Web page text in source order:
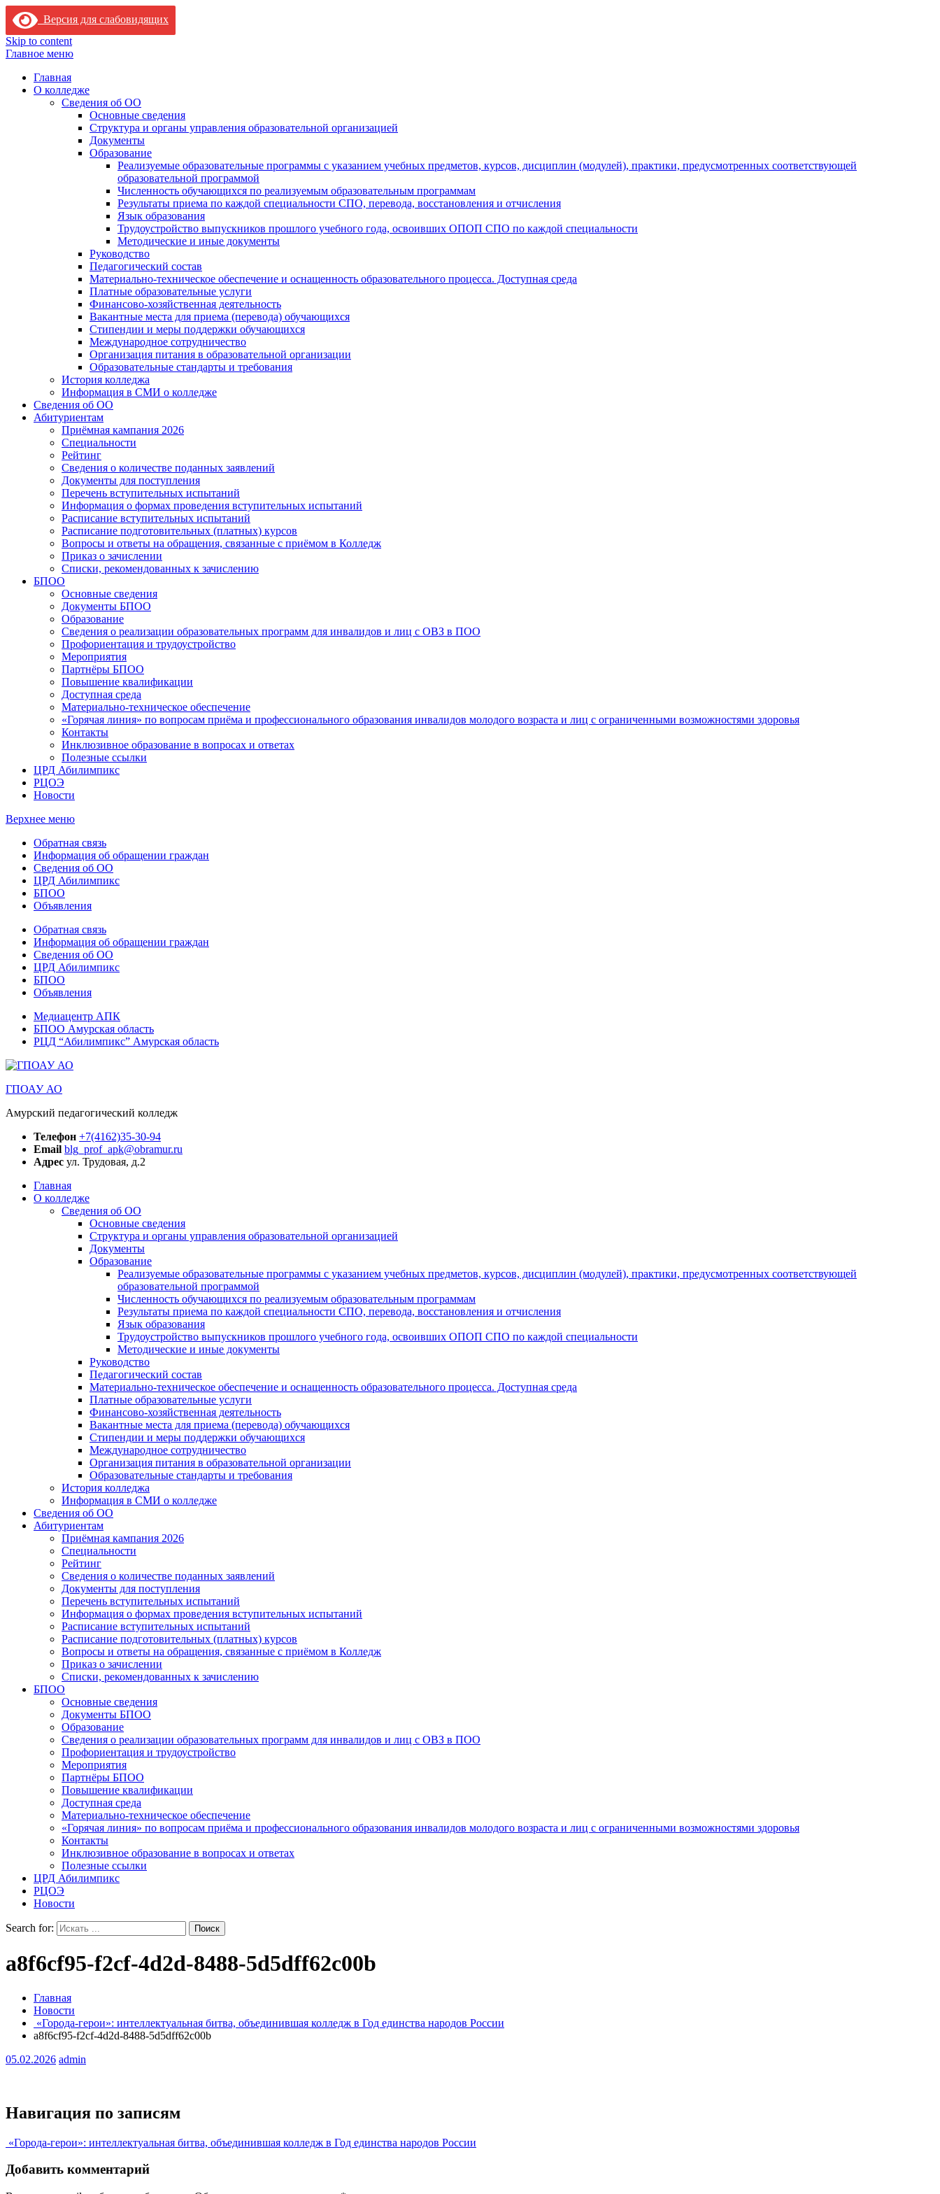
Версия для слабовидящих
Skip to content
Главное меню
Главная
О колледже
Сведения об ОО
Основные сведения
Структура и органы управления образовательной организацией
Документы
Образование
Реализуемые образовательные программы с указанием учебных предметов, курсов, дисциплин (модулей), практики, предусмотренных соответствующей
образовательной программой
Численность обучающихся по реализуемым образовательным программам
Результаты приема по каждой специальности СПО, перевода, восстановления и отчисления
Язык образования
Трудоустройство выпускников прошлого учебного года, освоивших ОПОП СПО по каждой специальности
Методические и иные документы
Руководство
Педагогический состав
Материально-техническое обеспечение и оснащенность образовательного процесса. Доступная среда
Платные образовательные услуги
Финансово-хозяйственная деятельность
Вакантные места для приема (перевода) обучающихся
Стипендии и меры поддержки обучающихся
Международное сотрудничество
Организация питания в образовательной организации
Образовательные стандарты и требования
История колледжа
Информация в СМИ о колледже
Сведения об ОО
Абитуриентам
Приёмная кампания 2026
Специальности
Рейтинг
Сведения о количестве поданных заявлений
Документы для поступления
Перечень вступительных испытаний
Информация о формах проведения вступительных испытаний
Расписание вступительных испытаний
Расписание подготовительных (платных) курсов
Вопросы и ответы на обращения, связанные с приёмом в Колледж
Приказ о зачислении
Списки, рекомендованных к зачислению
БПОО
Основные сведения
Документы БПОО
Образование
Сведения о реализации образовательных программ для инвалидов и лиц с ОВЗ в ПОО
Профориентация и трудоустройство
Мероприятия
Партнёры БПОО
Повышение квалификации
Доступная среда
Материально-техническое обеспечение
«Горячая линия» по вопросам приёма и профессионального образования инвалидов молодого возраста и лиц с ограниченными возможностями здоровья
Контакты
Инклюзивное образование в вопросах и ответах
Полезные ссылки
ЦРД Абилимпикс
РЦОЭ
Новости
Верхнее меню
Обратная связь
Информация об обращении граждан
Сведения об ОО
ЦРД Абилимпикс
БПОО
Объявления
Обратная связь
Информация об обращении граждан
Сведения об ОО
ЦРД Абилимпикс
БПОО
Объявления
Медиацентр АПК
БПОО Амурская область
РЦД “Абилимпикс” Амурская область
ГПОАУ АО
Амурский педагогический колледж
Телефон +7(4162)35-30-94
Email blg_prof_apk@obramur.ru
Адрес ул. Трудовая, д.2
Главная
О колледже
Сведения об ОО
Основные сведения
Структура и органы управления образовательной организацией
Документы
Образование
Реализуемые образовательные программы с указанием учебных предметов, курсов, дисциплин (модулей), практики, предусмотренных соответствующей
образовательной программой
Численность обучающихся по реализуемым образовательным программам
Результаты приема по каждой специальности СПО, перевода, восстановления и отчисления
Язык образования
Трудоустройство выпускников прошлого учебного года, освоивших ОПОП СПО по каждой специальности
Методические и иные документы
Руководство
Педагогический состав
Материально-техническое обеспечение и оснащенность образовательного процесса. Доступная среда
Платные образовательные услуги
Финансово-хозяйственная деятельность
Вакантные места для приема (перевода) обучающихся
Стипендии и меры поддержки обучающихся
Международное сотрудничество
Организация питания в образовательной организации
Образовательные стандарты и требования
История колледжа
Информация в СМИ о колледже
Сведения об ОО
Абитуриентам
Приёмная кампания 2026
Специальности
Рейтинг
Сведения о количестве поданных заявлений
Документы для поступления
Перечень вступительных испытаний
Информация о формах проведения вступительных испытаний
Расписание вступительных испытаний
Расписание подготовительных (платных) курсов
Вопросы и ответы на обращения, связанные с приёмом в Колледж
Приказ о зачислении
Списки, рекомендованных к зачислению
БПОО
Основные сведения
Документы БПОО
Образование
Сведения о реализации образовательных программ для инвалидов и лиц с ОВЗ в ПОО
Профориентация и трудоустройство
Мероприятия
Партнёры БПОО
Повышение квалификации
Доступная среда
Материально-техническое обеспечение
«Горячая линия» по вопросам приёма и профессионального образования инвалидов молодого возраста и лиц с ограниченными возможностями здоровья
Контакты
Инклюзивное образование в вопросах и ответах
Полезные ссылки
ЦРД Абилимпикс
РЦОЭ
Новости
Search for:
a8f6cf95-f2cf-4d2d-8488-5d5dff62c00b
Главная
Новости
«Города-герои»: интеллектуальная битва, объединившая колледж в Год единства народов России
a8f6cf95-f2cf-4d2d-8488-5d5dff62c00b
05.02.2026 admin
Навигация по записям
«Города-герои»: интеллектуальная битва, объединившая колледж в Год единства народов России
Добавить комментарий